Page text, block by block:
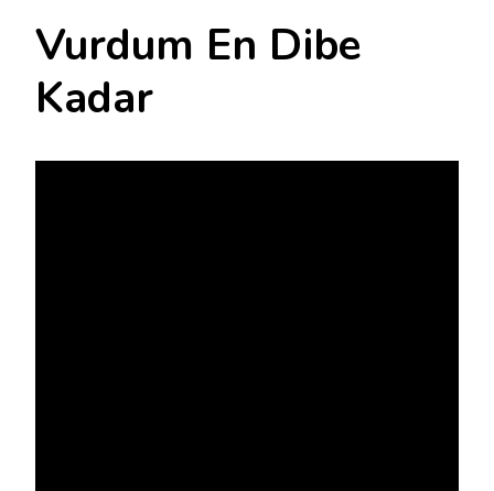
Vurdum En Dibe
Kadar